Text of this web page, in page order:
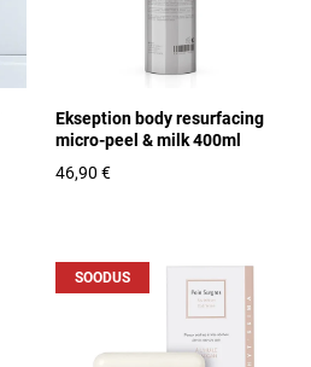
Ekseption body resurfacing
micro-peel & milk 400ml
46,90 €
SOODUS